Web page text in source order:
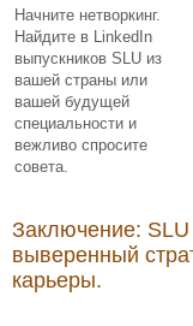
Начните нетворкинг.
Найдите в LinkedIn
выпускников SLU из
вашей страны или
вашей будущей
специальности и
вежливо спросите
совета.
Заключение:
выверенный
карьеры.